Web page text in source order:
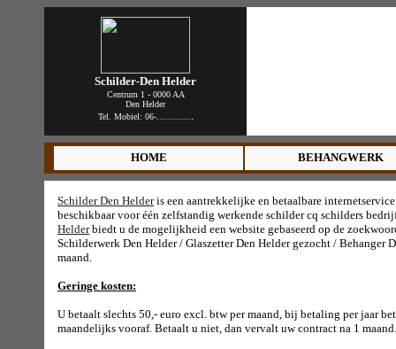
Schilder-Den Helder
Centrum 1 - 0000 AA
Den Helder
Tel. Mobiel: 06-.............
.
HOME BEHANGWERK
Schilder Den Helderis een aantrekkelijke en betaalbare
beschikbaar voor één zelfstandig werkende schilder cq schilders
Helderbiedt u de mogelijkheid een website gebaseerd op de
Schilderwerk Den Helder / Glaszetter Den Helder gezocht / Behanger
maand.
Geringe kosten:
U betaalt slechts 50,- euro excl. btw per maand, bij betaling per jaar
maandelijks vooraf. Betaalt u niet, dan vervalt uw contract na 1 maand.